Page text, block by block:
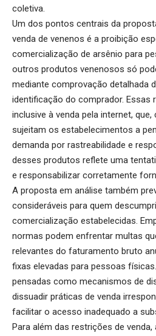
coletiva.
Um dos pontos centrais da
venda de venenos é a proibição
comercialização de arsênio para
outros produtos venenosos só
mediante comprovação detalhada
identificação do comprador. Essas
inclusive à venda pela internet,
sujeitam os estabelecimentos a
demanda por rastreabilidade e
desses produtos reflete uma
e responsabilizar corretamente
A proposta em análise também
consideráveis para quem
comercialização estabelecidas.
normas podem enfrentar multas
relevantes do faturamento bruto
fixas elevadas para pessoas
pensadas como mecanismos de
dissuadir práticas de venda
facilitar o acesso inadequado a
Para além das restrições de venda,